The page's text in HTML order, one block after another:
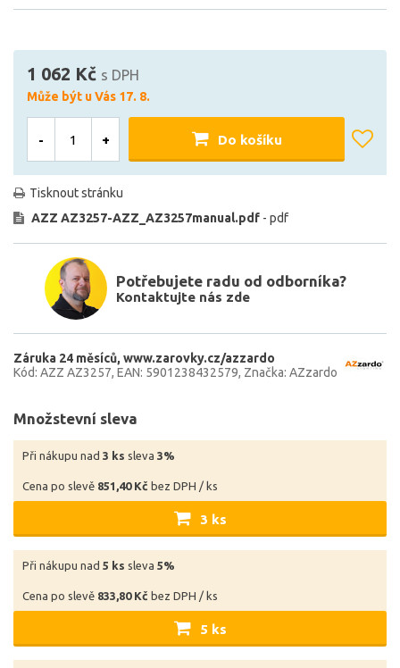
1 062 Kč s DPH
Může být u Vás 17. 8.
- + Do košíku
Tisknout stránku
AZZ AZ3257-AZZ_AZ3257manual.pdf - pdf
Potřebujete radu od odborníka?
Kontaktujte nás zde
Záruka 24 měsíců www.zarovky.cz/azzardo
Kód: AZZ AZ3257 EAN: 5901238432579 Značka: AZzardo
Množstevní sleva
Při nákupu nad 3 ks sleva 3%
Cena po slevě 851,40 Kč bez DPH / ks
3 ks
Při nákupu nad 5 ks sleva 5%
Cena po slevě 833,80 Kč bez DPH / ks
5 ks